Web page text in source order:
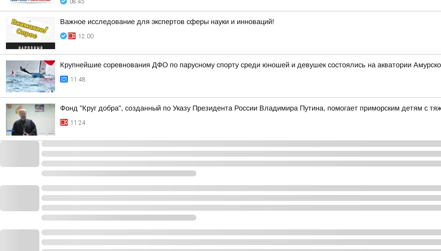
08:45
Важное исследование для экспертов сферы науки и инноваций!
12:00
Крупнейшие соревнования ДФО по парусному спорту среди юношей и девушек состоялись на акватории
11:48
Фонд "Круг добра", созданный по Указу Президента России Владимира Путина, помогает приморским детям с
11:24